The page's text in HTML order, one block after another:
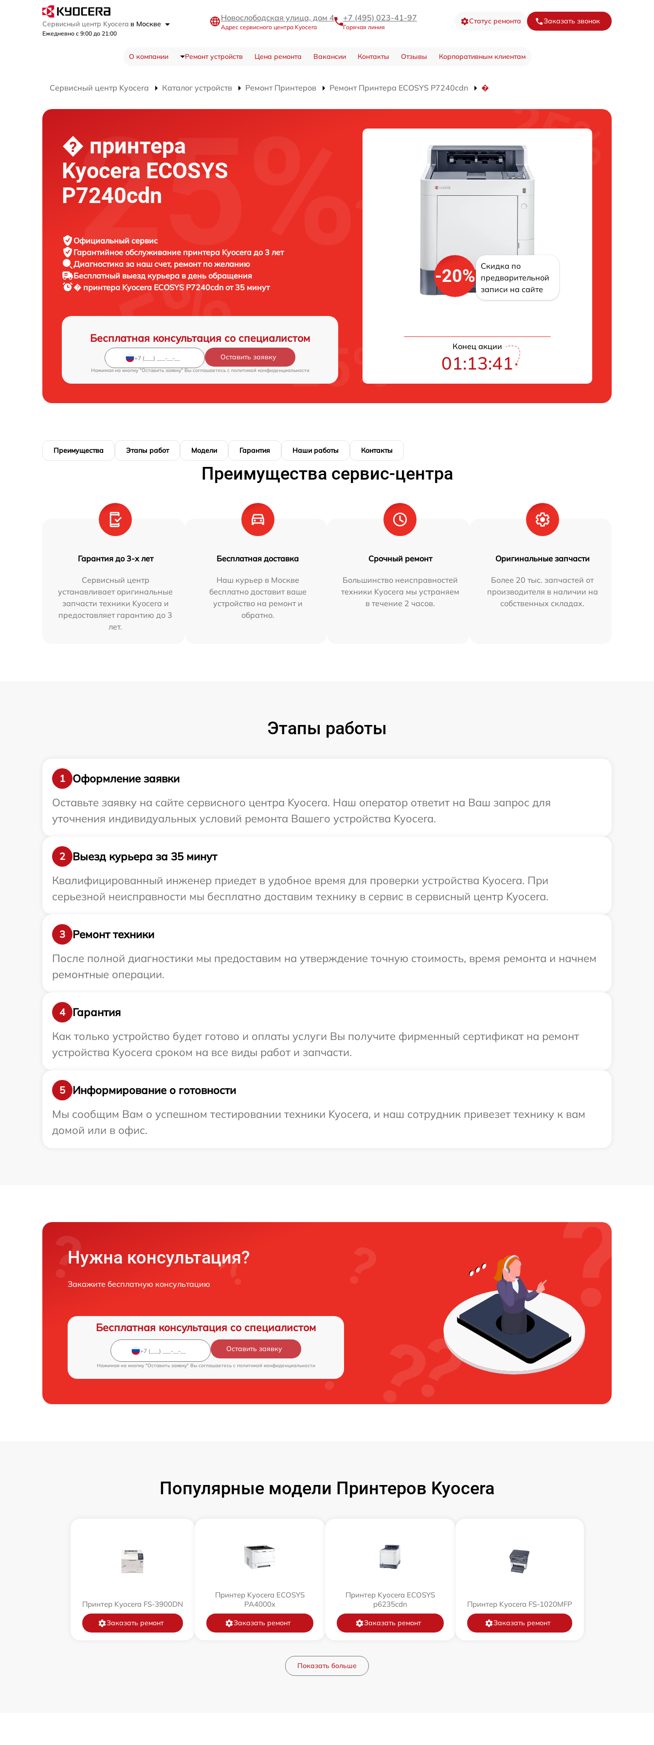
Сервисный центр Kyocera в Москве
Ежедневно с 9:00 до 21:00
Новослободская улица, дом 4
Адрес сервисного центра Kyocera
+7 (495) 023-41-97
Горячая линия
Статус ремонта Заказать звонок
О компании Ремонт устройств Цена ремонта Вакансии Контакты Отзывы Корпоративным клиентам
Сервисный центр Kyocera Каталог устройств Ремонт Принтеров Ремонт Принтера ECOSYS P7240cdn �
� принтера
Kyocera ECOSYS
P7240cdn
Официальный сервис
Гарантийное обслуживание принтера Kyocera до 3 лет
Диагностика за наш счет, ремонт по желанию
Бесплатный выезд курьера в день обращения
� принтера Kyocera ECOSYS P7240cdn от 35 минут
Бесплатная консультация со специалистом
Оставить заявку
Нажимая на кнопку "Оставить заявку" Вы соглашаетесь c политикой конфиденциальности
-20%
Скидка по
предварительной
записи на сайте
Конец акции
01:13:40
Преимущества Этапы работ Модели Гарантия Наши работы Контакты
Преимущества сервис-центра
Гарантия до 3-х лет
Сервисный центр
устанавливает оригинальные
запчасти техники Kyocera и
предоставляет гарантию до 3
лет.
Бесплатная доставка
Наш курьер в Москве
бесплатно доставит ваше
устройство на ремонт и
обратно.
Срочный ремонт
Большинство неисправностей
техники Kyocera мы устраняем
в течение 2 часов.
Оригинальные запчасти
Более 20 тыс. запчастей от
производителя в наличии на
собственных складах.
Этапы работы
1
Оформление заявки
Оставьте заявку на сайте сервисного центра Kyocera. Наш оператор ответит на Ваш запрос для
уточнения индивидуальных условий ремонта Вашего устройства Kyocera.
2
Выезд курьера за 35 минут
Квалифицированный инженер приедет в удобное время для проверки устройства Kyocera. При
серьезной неисправности мы бесплатно доставим технику в сервис в сервисный центр Kyocera.
3
Ремонт техники
После полной диагностики мы предоставим на утверждение точную стоимость, время ремонта и начнем
ремонтные операции.
4
Гарантия
Как только устройство будет готово и оплаты услуги Вы получите фирменный сертификат на ремонт
устройства Kyocera сроком на все виды работ и запчасти.
5
Информирование о готовности
Мы сообщим Вам о успешном тестировании техники Kyocera, и наш сотрудник привезет технику к вам
домой или в офис.
Нужна консультация?
Закажите бесплатную консультацию
Бесплатная консультация со специалистом
Оставить заявку
Нажимая на кнопку "Оставить заявку" Вы соглашаетесь c политикой конфиденциальности
Популярные модели Принтеров Kyocera
Принтер Kyocera FS-3900DN
Заказать ремонт
Принтер Kyocera ECOSYS
PA4000x
Заказать ремонт
Принтер Kyocera ECOSYS
p6235cdn
Заказать ремонт
Принтер Kyocera FS-1020MFP
Заказать ремонт
Показать больше